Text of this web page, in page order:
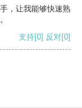
，让我能够快速熟
支持[0] 反对[0]